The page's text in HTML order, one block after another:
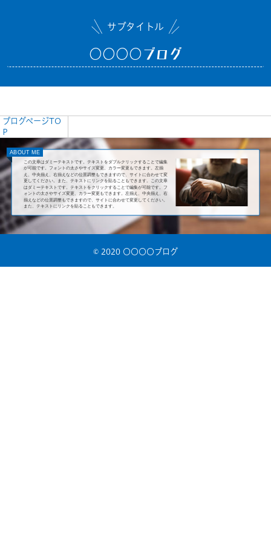
サブタイトル
〇〇〇〇ブログ
ブログページTO
P
ABOUT ME
この文章はダミーテキストです。テキストをダブルクリックすることで編集
が可能です。フォントの太さやサイズ変更、カラー変更もできます。左揃
え、中央揃え、右揃えなどの位置調整もできますので、サイトに合わせて変
更してください。また、テキストにリンクを貼ることもできます。この文章
はダミーテキストです。テキストをクリックすることで編集が可能です。フ
ォントの太さやサイズ変更、カラー変更もできます。左揃え、中央揃え、右
揃えなどの位置調整もできますので、サイトに合わせて変更してください。
また、テキストにリンクを貼ることもできます。
© 2020 〇〇〇〇ブログ